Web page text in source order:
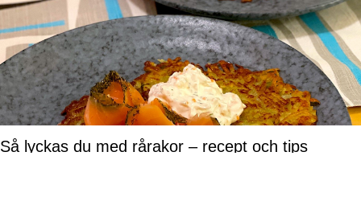
Så lyckas du med rårakor – recept och tips